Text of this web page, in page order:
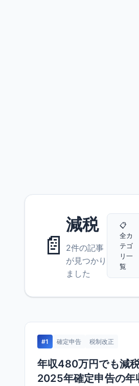
📄
減税
2件の記事
が見つかり
ました
📋
全カ
テゴ
リ一
覧
#1 確定申告 税制改正
年収480万円でも減
2025年確定申告の年